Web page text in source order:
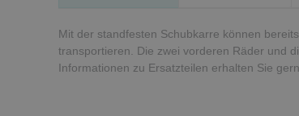
Mit der standfesten Schubkarre können
transportieren. Die zwei vorderen Räder und
Informationen zu Ersatzteilen erhalten Sie